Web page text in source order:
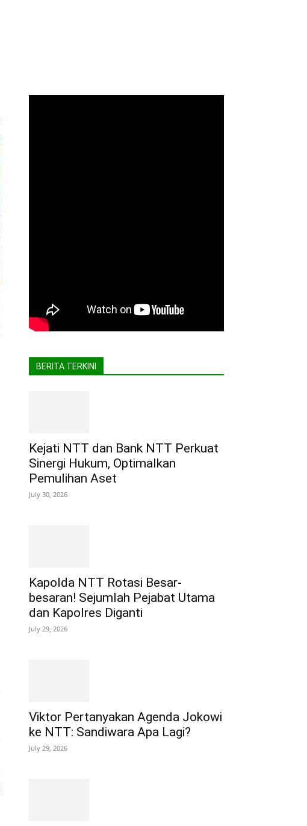
BERITA TERKINI
Kejati NTT dan Bank NTT Perkuat
Sinergi Hukum, Optimalkan
Pemulihan Aset
July 30, 2026
Kapolda NTT Rotasi Besar-
besaran! Sejumlah Pejabat Utama
dan Kapolres Diganti
July 29, 2026
Viktor Pertanyakan Agenda Jokowi
ke NTT: Sandiwara Apa Lagi?
July 29, 2026